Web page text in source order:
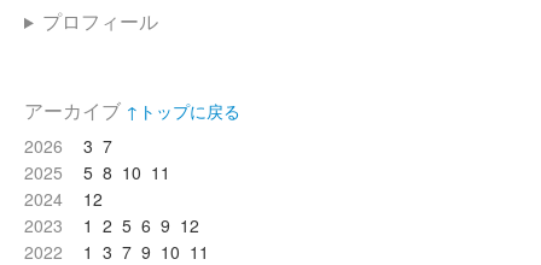
プロフィール
アーカイブ ↑トップに戻る
2026
3 7
2025
5 8 10 11
2024
12
2023
1 2 5 6 9 12
2022
1 3 7 9 10 11